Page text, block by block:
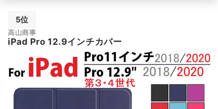
5位
高山商事
iPad Pro 12.9インチカバー